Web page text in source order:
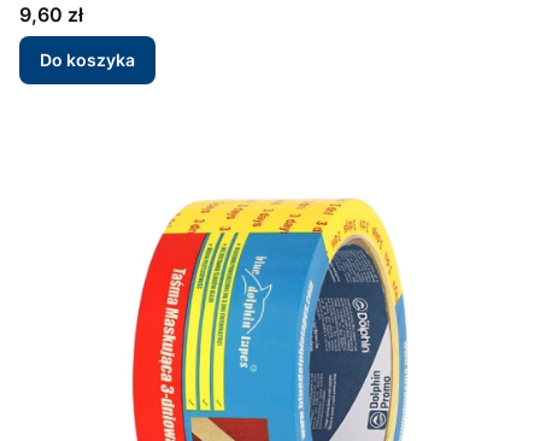
Cena
9,60 zł
Do koszyka